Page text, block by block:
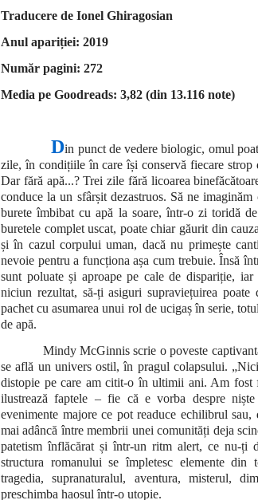
Traducere de Ionel Ghiragosian
Anul apariției: 2019
Număr pagini: 272
Media pe Goodreads: 3,82 (din 13.116 note)
Din punct de vedere biologic, omul
zile, în condițiile în care își conservă fiecare strop
Dar fără apă...? Trei zile fără licoarea
conduce la un sfârșit dezastruos. Să ne
burete îmbibat cu apă la soare, într-o zi toridă
buretele complet uscat, poate chiar găurit din
și în cazul corpului uman, dacă nu primește
nevoie pentru a funcționa așa cum trebuie. Însă
sunt poluate și aproape pe cale de dispariție,
niciun rezultat, să-ți asiguri supraviețuirea
pachet cu asumarea unui rol de ucigaș în serie,
de apă.
Mindy McGinnis scrie o poveste
se află un univers ostil, în pragul colapsului.
distopie pe care am citit-o în ultimii ani. Am fost
ilustrează faptele – fie că e vorba despre
evenimente majore ce pot readuce echilibrul
mai adâncă între membrii unei comunități deja
patetism înflăcărat și într-un ritm alert, ce nu-ți
structura romanului se împletesc elemente din
tragedia, supranaturalul, aventura, misterul,
preschimba haosul într-o utopie.